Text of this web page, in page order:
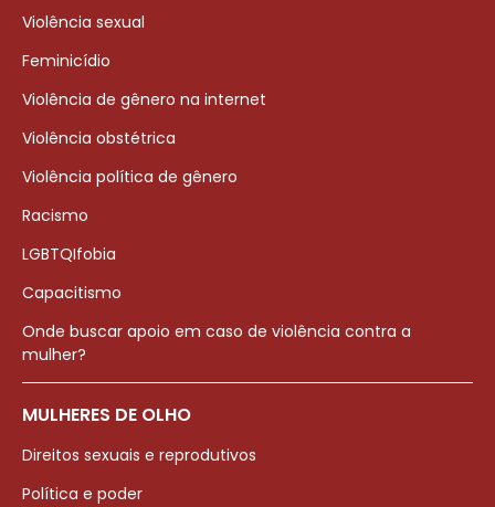
Violência sexual
Feminicídio
Violência de gênero na internet
Violência obstétrica
Violência política de gênero
Racismo
LGBTQIfobia
Capacitismo
Onde buscar apoio em caso de violência contra a
mulher?
MULHERES DE OLHO
Direitos sexuais e reprodutivos
Política e poder